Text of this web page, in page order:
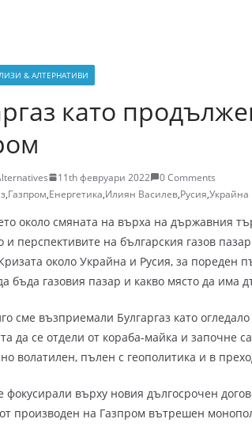
& АЛТЕРНАТИВИ
като
11th февруари 2022
0 Comments
,Газпром,Енергетика,Илиян Василев,Русия,Украйна
около смяната на върха на държавния
и перспективите на българския газов
около Украйна и Русия, за пореден
бъда газовия пазар и какво място да има
сме възприемали Булгаргаз като
да се отдели от кораба-майка и започне
волатилен, пълен с геополитика и в
фокусирали върху новия дългосрочен
производен на Газпром вътрешен